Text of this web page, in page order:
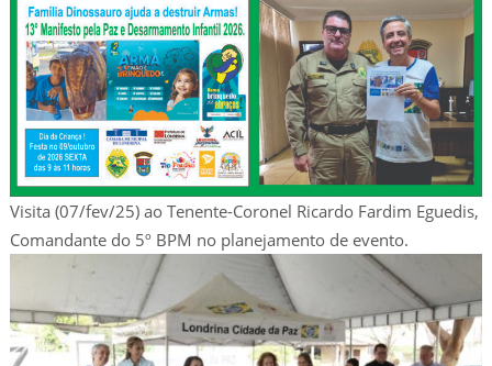
Visita (07/fev/25) ao Tenente-Coronel Ricardo Fardim Eguedis,
Comandante do 5º BPM no planejamento de evento.